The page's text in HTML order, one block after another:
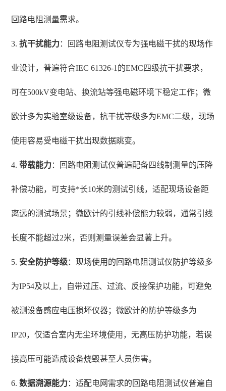
回路电阻测量需求。
3.抗干扰能力：回路电阻测试仪专为强电磁干扰的现场作
业设计，普遍符合IEC 61326-1的EMC四级抗干扰要求，
可在500kV变电站、换流站等强电磁环境下稳定工作；微
欧计多为实验室级设备，抗干扰等级多为EMC二级，现场
使用容易受电磁干扰出现数据跳变。
4.带载能力：回路电阻测试仪普遍配备四线制测量的压降
补偿功能，可支持*长10米的测试引线，适配现场设备距
离远的测试场景；微欧计的引线补偿能力较弱，通常引线
长度不能超过2米，否则测量误差会显著上升。
5. 安全防护等级：现场使用的回路电阻测试仪防护等级多
为IP54及以上，自带过压、过流、反接保护功能，可避免
被测设备感应电压损坏仪器；微欧计的防护等级多为
IP20，仅适合室内无尘环境使用，无高压防护功能，若误
接高压可能造成设备烧毁甚至人员伤害。
6.数据溯源能力：适配电网需求的回路电阻测试仪普遍自